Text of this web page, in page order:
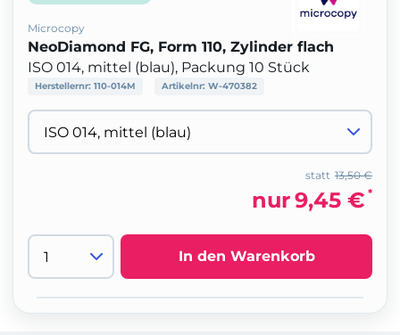
Microcopy
NeoDiamond FG, Form 110, Zylinder flach
ISO 014, mittel (blau), Packung 10 Stück
Herstellernr: 110-014M Artikelnr: W-470382
13,50 €
statt
nur9,45 € *
In den Warenkorb